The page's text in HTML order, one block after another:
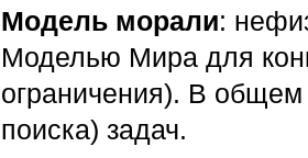
Модель морали:
Моделью Мира для
ограничения). В
поиска) задач.